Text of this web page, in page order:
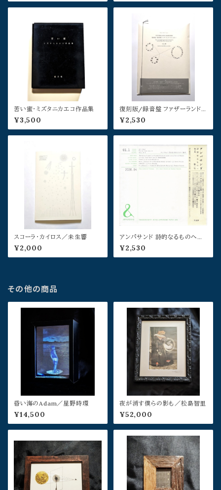
苦い蜜・ミズタニカエコ作品集
¥3,500
復刻版/録音盤 ファザーランド・
ジャンボリー
¥2,530
スコーラ・カイロス／未生響
¥2,000
アンパサンド 詩的なるものへ第1
集 第一号
¥2,530
その他の商品
昏い海のAdam／星野時環
¥14,500
夜が消す僕らの影も／松島智里
¥52,000